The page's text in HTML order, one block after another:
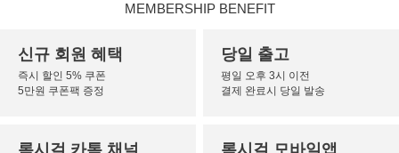
MEMBERSHIP BENEFIT
신규 회원 혜택
즉시 할인 5% 쿠폰
5만원 쿠폰팩 증정
당일 출고
평일 오후 3시 이전
결제 완료시 당일 발송
록시걸 카톡 채널 록시걸 모바일앱